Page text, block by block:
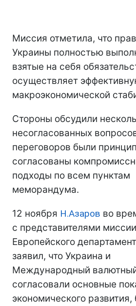
Миссия отметила, что
Украины полностью
взятые на себя
осуществляет
макроэкономической
Стороны обсудили
несогласованных
переговоров были
согласованы
подходы по всем пунктам
меморандума.
12 ноября Н.Азаров во
с представителями миссии
Европейского
заявил, что Украина и
Международный
согласовали основные
экономического